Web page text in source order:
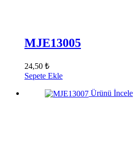
MJE13005
24,50 ₺
Sepete Ekle
Ürünü İncele